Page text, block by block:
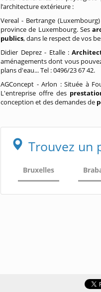
l’architecture extérieure :
Vereal - Bertrange
province de Luxembourg. Ses
publics, dans le respect de vos
Didier Deprez - Etalle :
aménagements dont vous
plans d'eau... Tel : 0496/23 67 42.
AGConcept - Arlon : Située à
L'entreprise offre des
conception et des demandes de
Trouvez un
Bruxelles